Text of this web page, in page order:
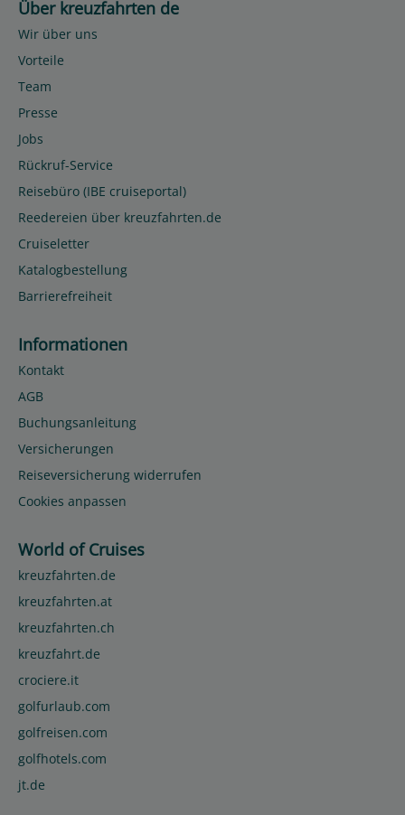
Über kreuzfahrten de
Wir über uns
Vorteile
Team
Presse
Jobs
Rückruf-Service
Reisebüro (IBE cruiseportal)
Reedereien über kreuzfahrten.de
Cruiseletter
Katalogbestellung
Barrierefreiheit
Informationen
Kontakt
AGB
Buchungsanleitung
Versicherungen
Reiseversicherung widerrufen
Cookies anpassen
World of Cruises
kreuzfahrten.de
kreuzfahrten.at
kreuzfahrten.ch
kreuzfahrt.de
crociere.it
golfurlaub.com
golfreisen.com
golfhotels.com
jt.de